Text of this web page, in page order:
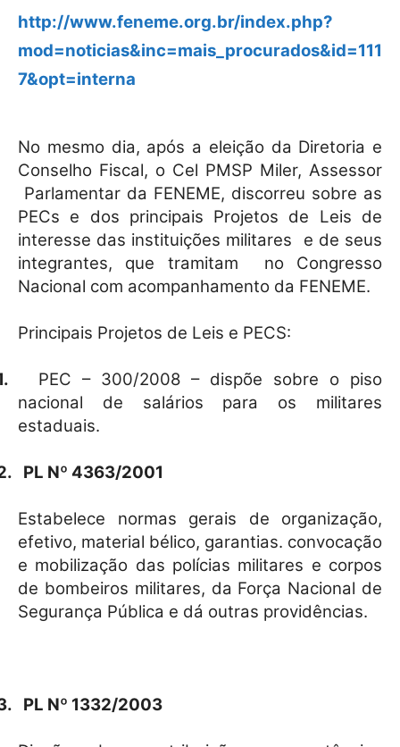
http://www.feneme.org.br/index.php?
mod=noticias&inc=mais_procurados&id=111
7&opt=interna
No mesmo dia, após a eleição da Diretoria e
Conselho Fiscal, o Cel PMSP Miler, Assessor
Parlamentar da FENEME, discorreu sobre as
PECs e dos principais Projetos de Leis de
interesse das instituições militares
e de seus
integrantes, que tramitam
no Congresso
Nacional com acompanhamento da FENEME.
Principais Projetos de Leis e PECS:
PEC – 300/2008 – dispõe sobre o piso
nacional de salários para os militares
estaduais.
PL Nº 4363/2001
Estabelece normas gerais de organização,
efetivo, material bélico, garantias. convocação
e mobilização das polícias militares e corpos
de bombeiros militares, da Força Nacional de
Segurança Pública e dá outras providências.
PL Nº 1332/2003